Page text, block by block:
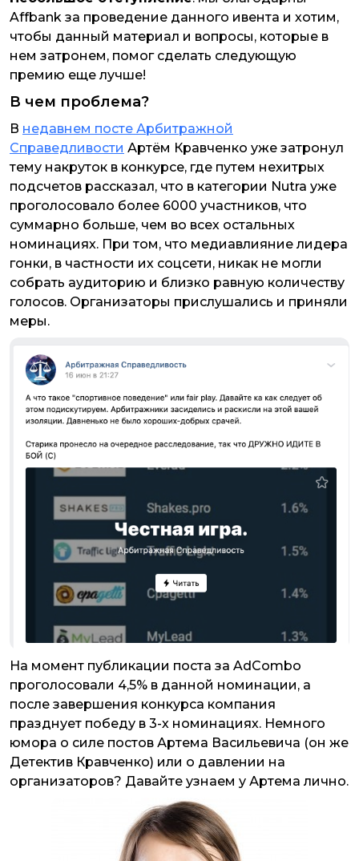
Affbank за проведение данного ивента и хотим,
чтобы данный материал и вопросы, которые в
нем затронем, помог сделать следующую
премию еще лучше!
В чем проблема?
В недавнем посте Арбитражной
Справедливости Артём Кравченко уже затронул
тему накруток в конкурсе, где путем нехитрых
подсчетов рассказал, что в категории Nutra уже
проголосовало более 6000 участников, что
суммарно больше, чем во всех остальных
номинациях. При том, что медиавлияние лидера
гонки, в частности их соцсети, никак не могли
собрать аудиторию и близко равную количеству
голосов. Организаторы прислушались и приняли
меры.
На момент публикации поста за AdCombo
проголосовали 4,5% в данной номинации, а
после завершения конкурса компания
празднует победу в 3-х номинациях. Немного
юмора о силе постов Артема Васильевича (он же
Детектив Кравченко) или о давлении на
организаторов? Давайте узнаем у Артема лично.